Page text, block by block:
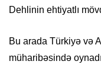
Dehlinin ehtiyatlı
Bu arada Türkiyə və
müharibəsində